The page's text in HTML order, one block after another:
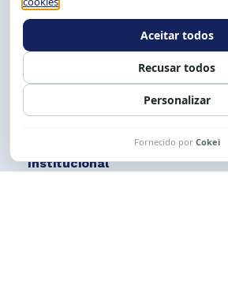
Expediente: 8h às 12h e 13
Siga nossas redes
Institucional